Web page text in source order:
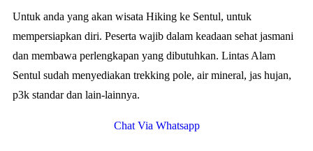
Untuk anda yang akan wisata Hiking ke Sentul, untuk
mempersiapkan diri. Peserta wajib dalam keadaan sehat jasmani
dan membawa perlengkapan yang dibutuhkan. Lintas Alam
Sentul sudah menyediakan trekking pole, air mineral, jas hujan,
p3k standar dan lain-lainnya.
Chat Via Whatsapp